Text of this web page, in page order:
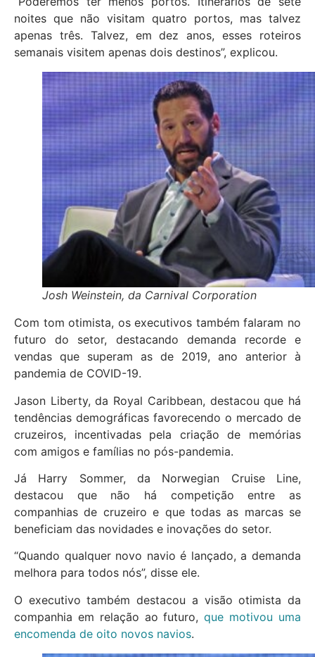
noites que não visitam quatro portos, mas talvez
apenas três. Talvez, em dez anos, esses roteiros
semanais visitem apenas dois destinos”, explicou.
Josh Weinstein, da Carnival Corporation
Com tom otimista, os executivos também falaram no
futuro do setor, destacando demanda recorde e
vendas que superam as de 2019, ano anterior à
pandemia de COVID-19.
Jason Liberty, da Royal Caribbean, destacou que há
tendências demográficas favorecendo o mercado de
cruzeiros, incentivadas pela criação de memórias
com amigos e famílias no pós-pandemia.
Já Harry Sommer, da Norwegian Cruise Line,
destacou que não há competição entre as
companhias de cruzeiro e que todas as marcas se
beneficiam das novidades e inovações do setor.
“Quando qualquer novo navio é lançado, a demanda
melhora para todos nós”, disse ele.
O executivo também destacou a visão otimista da
companhia em relação ao futuro, que motivou uma
encomenda de oito novos navios.